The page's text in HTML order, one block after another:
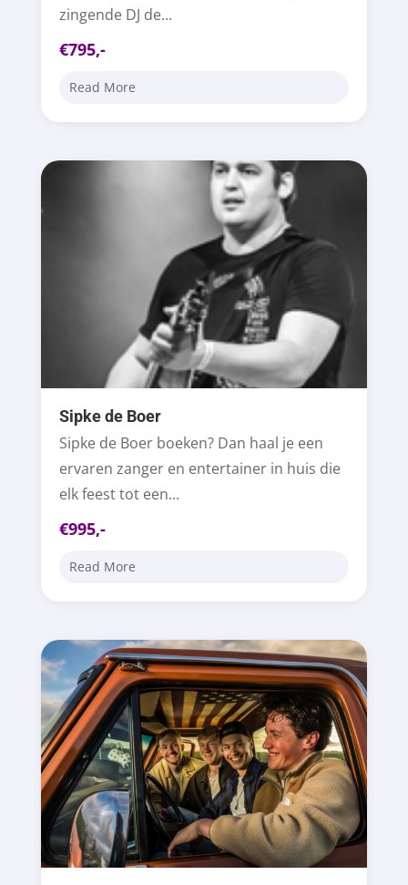
zingende DJ de...
€795,-
Read More
Sipke de Boer
Sipke de Boer boeken? Dan haal je een
ervaren zanger en entertainer in huis die
elk feest tot een...
€995,-
Read More